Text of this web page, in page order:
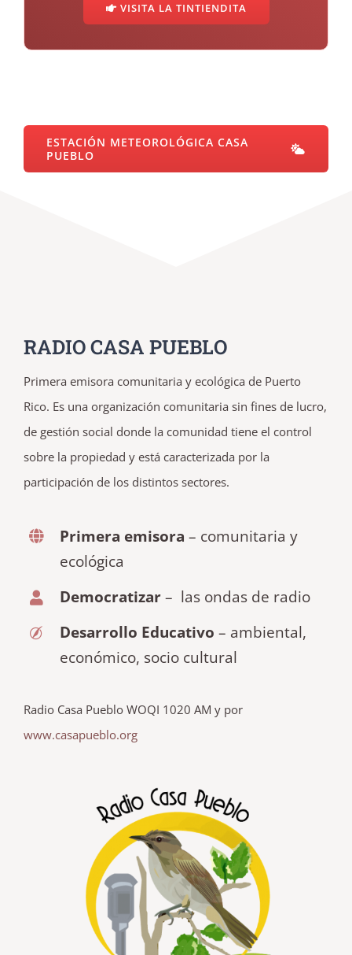
VISITA LA TINTIENDITA
ESTACIÓN METEOROLÓGICA CASA
PUEBLO
RADIO CASA PUEBLO
Primera emisora comunitaria y ecológica de Puerto
Rico. Es una organización comunitaria sin fines de lucro,
de gestión social donde la comunidad tiene el control
sobre la propiedad y está caracterizada por la
participación de los distintos sectores.
Primera emisora – comunitaria y
ecológica
Democratizar– las ondas de radio
Desarrollo Educativo – ambiental,
económico, socio cultural
Radio Casa Pueblo WOQI 1020 AM y por
www.casapueblo.org